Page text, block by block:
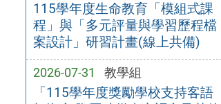
115學年度生命教育「模組式課
程」與「多元評量與學習歷程檔
案設計」研習計畫(線上共備)
2026-07-31 教學組
「115學年度獎勵學校支持客語